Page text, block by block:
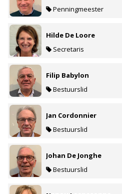
Penningmeester
Hilde De Loore
Secretaris
Filip Babylon
Bestuurslid
Jan Cordonnier
Bestuurslid
Johan De Jonghe
Bestuurslid